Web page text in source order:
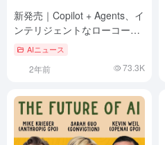
新発売｜Copilot + Agents、イ
ンテリジェントなローコード
開発の新時代。
AIニュース
2年前 73.3K